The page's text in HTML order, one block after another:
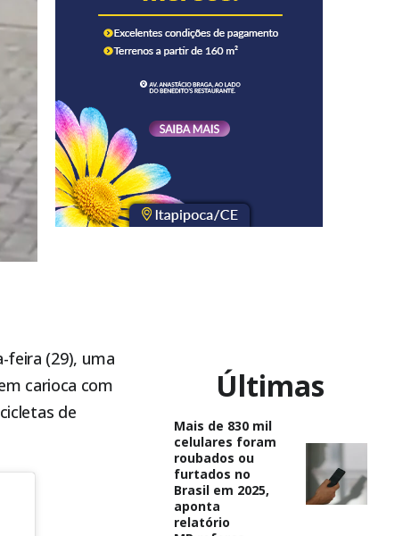
feira (29), uma
carioca com
de
Últimas
Mais de 830 mil
celulares foram
roubados ou
furtados no
Brasil em 2025,
aponta
relatório